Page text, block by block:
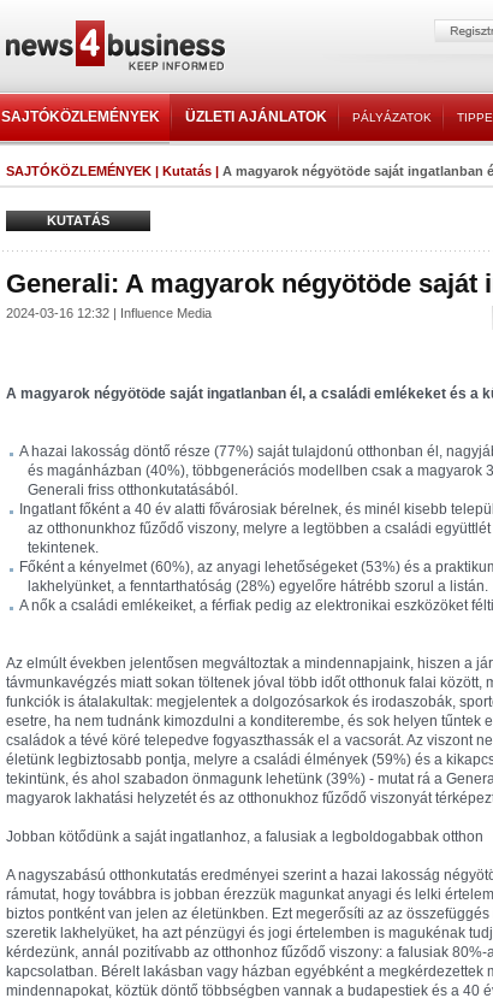
SAJTÓKÖZLEMÉNYEK ÜZLETI AJÁNLATOK PÁLYÁZATOK
SAJTÓKÖZLEMÉNYEK | Kutatás | A magyarok négyötöde saját ingatlanban
KUTATÁS
Generali: A magyarok négyötöde saját
2024-03-16 12:32 | Influence Media
A magyarok négyötöde saját ingatlanban él, a családi emlékeket és a
A hazai lakosság döntő része (77%) saját tulajdonú otthonban él,
és magánházban (40%), többgenerációs modellben csak a magyarok
Generali friss otthonkutatásából.
Ingatlant főként a 40 év alatti fővárosiak bérelnek, és minél kisebb
az otthonunkhoz fűződő viszony, melyre a legtöbben a családi
tekintenek.
Főként a kényelmet (60%), az anyagi lehetőségeket (53%) és a
lakhelyünket, a fenntarthatóság (28%) egyelőre hátrébb szorul a listán.
A nők a családi emlékeiket, a férfiak pedig az elektronikai eszközöket
Az elmúlt években jelentősen megváltoztak a mindennapjaink, hiszen a
távmunkavégzés miatt sokan töltenek jóval több időt otthonuk falai között,
funkciók is átalakultak: megjelentek a dolgozósarkok és irodaszobák,
esetre, ha nem tudnánk kimozdulni a konditerembe, és sok helyen tűntek
családok a tévé köré telepedve fogyaszthassák el a vacsorát. Az viszont
életünk legbiztosabb pontja, melyre a családi élmények (59%) és a
tekintünk, és ahol szabadon önmagunk lehetünk (39%) - mutat rá a
magyarok lakhatási helyzetét és az otthonukhoz fűződő viszonyát
Jobban kötődünk a saját ingatlanhoz, a falusiak a legboldogabbak otthon
A nagyszabású otthonkutatás eredményei szerint a hazai lakosság
rámutat, hogy továbbra is jobban érezzük magunkat anyagi és lelki
biztos pontként van jelen az életünkben. Ezt megerősíti az az
szeretik lakhelyüket, ha azt pénzügyi és jogi értelemben is magukénak
kérdezünk, annál pozitívabb az otthonhoz fűződő viszony: a falusiak
kapcsolatban. Bérelt lakásban vagy házban egyébként a megkérdezettek
mindennapokat, köztük döntő többségben vannak a budapestiek és a 40